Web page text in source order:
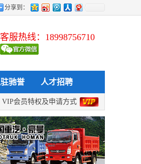
分享到：
购 全天候 全方位
客服热线：18998756710
驰誉 人才招聘
VIP会员特权及申请方式